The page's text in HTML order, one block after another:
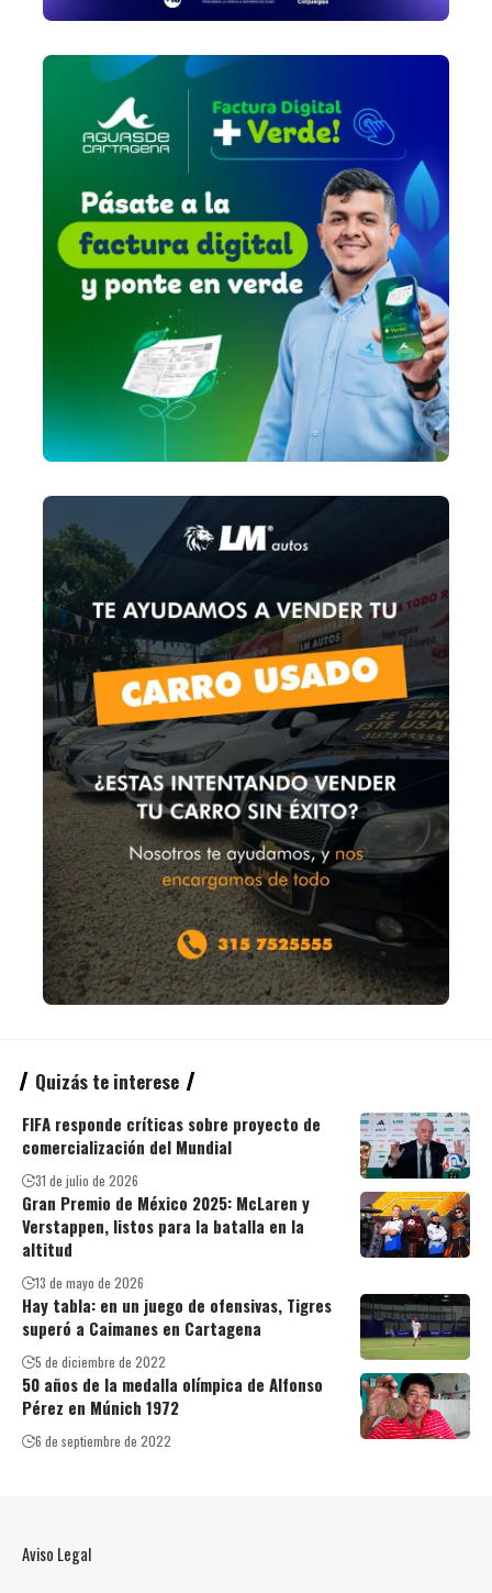
Quizás te interese
FIFA responde críticas sobre proyecto de
comercialización del Mundial
31 de julio de 2026
Gran Premio de México 2025: McLaren y
Verstappen, listos para la batalla en la
altitud
13 de mayo de 2026
Hay tabla: en un juego de ofensivas, Tigres
superó a Caimanes en Cartagena
5 de diciembre de 2022
50 años de la medalla olímpica de Alfonso
Pérez en Múnich 1972
6 de septiembre de 2022
Aviso Legal